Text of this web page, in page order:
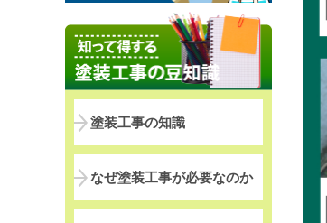
塗装工事の知識
なぜ塗装工事が必要なのか